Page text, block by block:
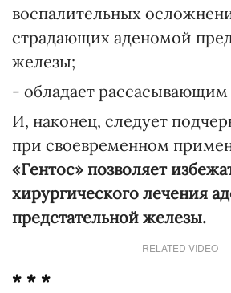
воспалительных
страдающих аденомой
железы;
- обладает
И, наконец, следует
при своевременном
«Гентос» позволяет
хирургического лечения
предстательной железы.
RELATED VIDEO
* * *